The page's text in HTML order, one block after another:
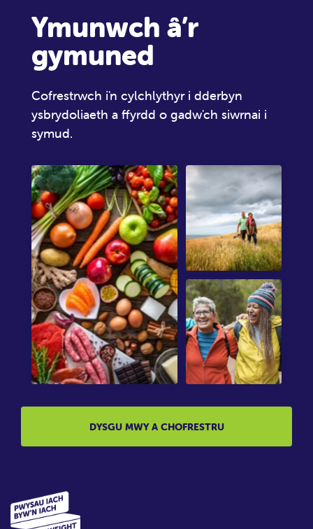
Ymunwch â’r
gymuned
Cofrestrwch i'n cylchlythyr i dderbyn
ysbrydoliaeth a ffyrdd o gadw'ch siwrnai i
symud.
DYSGU MWY A CHOFRESTRU